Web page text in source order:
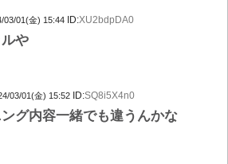
03/01(金) 15:44 ID:XU2bdpDA0
や
03/01(金) 15:52 ID:SQ8i5X4n0
グ内容一緒でも違うんかな